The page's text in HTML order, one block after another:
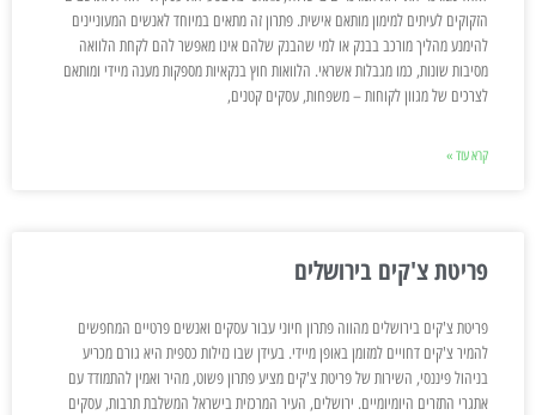
הזקוקים לעיתים למימון מותאם אישית. פתרון זה מתאים במיוחד לאנשים המעוניינים
להימנע מהליך מורכב בבנק או למי שהבנק שלהם אינו מאפשר להם לקחת הלוואה
מסיבות שונות, כמו מגבלות אשראי. הלוואות חוץ בנקאיות מספקות מענה מיידי ומותאם
לצרכים של מגוון לקוחות – משפחות, עסקים קטנים,
קרא עוד »
פריטת צ'קים בירושלים
פריטת צ'קים בירושלים מהווה פתרון חיוני עבור עסקים ואנשים פרטיים המחפשים
להמיר צ'קים דחויים למזומן באופן מיידי. בעידן שבו נזילות כספית היא גורם מכריע
בניהול פיננסי, השירות של פריטת צ'קים מציע פתרון פשוט, מהיר ואמין להתמודד עם
אתגרי התזרים היומיומיים. ירושלים, העיר המרכזית בישראל המשלבת תרבות, עסקים